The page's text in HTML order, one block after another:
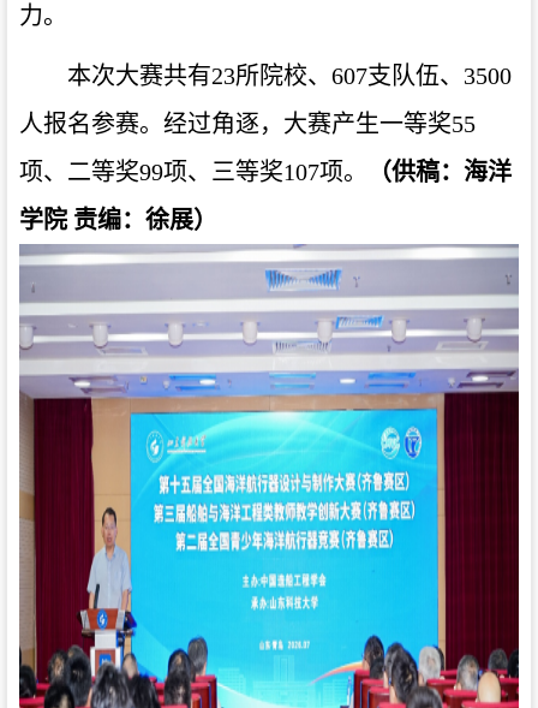
力。
本次大赛共有23所院校、607支队伍、3500
人报名参赛。经过角逐，大赛产生一等奖55
项、二等奖99项、三等奖107项。
（供稿：海洋
学院 责编：徐展）